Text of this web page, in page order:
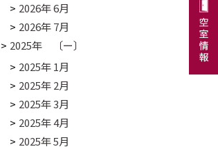
2026年 6月
2026年 7月
2025年 〔ー〕
2025年 1月
2025年 2月
2025年 3月
2025年 4月
2025年 5月